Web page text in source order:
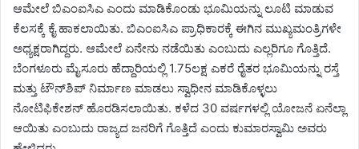
ಆಮೇಲೆ ಬಿಎಂಐಸಿಎ ಎಂದು ಮಾಡಿಕೊಂಡು ಭೂಮಿಯನ್ನು ಲೂಟಿ ಮಾಡುವ
ಕೆಲಸಕ್ಕೆ ಕೈ ಹಾಕಲಾಯಿತು. ಬಿಎಂಐಸಿಎ ಪ್ರಾಧಿಕಾರಕ್ಕೆ ಈಗಿನ ಮುಖ್ಯಮಂತ್ರಿಗಳೇ
ಅಧ್ಯಕ್ಷರಾಗಿದ್ದರು. ಆಮೇಲೆ ಏನೇನು ನಡೆಯಿತು ಎಂಬುದು ಎಲ್ಲರಿಗೂ ಗೊತ್ತಿದೆ.
ಬೆಂಗಳೂರು ಮೈಸೂರು ಹೆದ್ದಾರಿಯಲ್ಲಿ 1.75ಲಕ್ಷ ಎಕರೆ ರೈತರ ಭೂಮಿಯನ್ನು ರಸ್ತೆ
ಮತ್ತು ಟೌನ್‌ಶಿಪ್ ನಿರ್ಮಾಣ ಮಾಡಲು ಸ್ವಾಧೀನ ಮಾಡಿಕೊಳ್ಳಲು
ನೋಟಿಫಿಕೇಶನ್ ಹೊರಡಿಸಲಾಯಿತು. ಕಳೆದ 30 ವರ್ಷಗಳಲ್ಲಿ ಯೋಜನೆ ಏನೆಲ್ಲಾ
ಆಯಿತು ಎಂಬುದು ರಾಜ್ಯದ ಜನರಿಗೆ ಗೊತ್ತಿದೆ ಎಂದು ಕುಮಾರಸ್ವಾಮಿ ಅವರು